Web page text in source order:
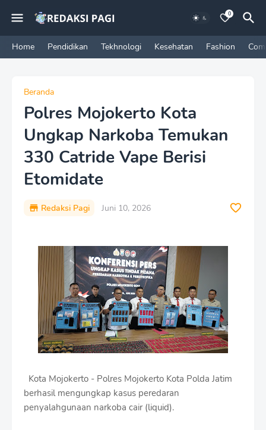
0
Home Pendidikan Tekhnologi Kesehatan Fashion
Beranda
Polres Mojokerto Kota
Ungkap Narkoba Temukan
330 Catride Vape Berisi
Etomidate
Redaksi Pagi Juni 10, 2026
Kota Mojokerto - Polres Mojokerto Kota Polda Jatim
berhasil mengungkap kasus peredaran
penyalahgunaan narkoba cair (liquid).
n
D
e